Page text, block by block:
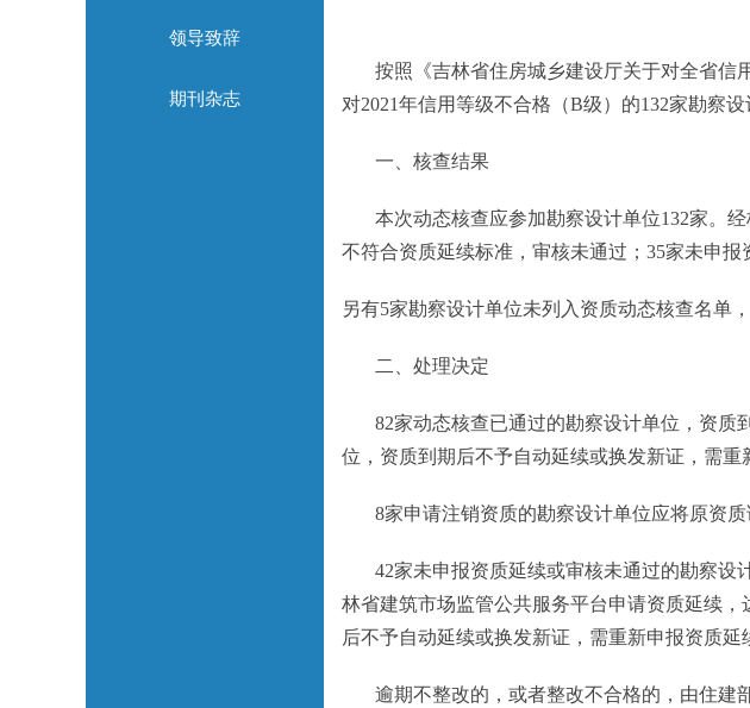
领导致辞
期刊杂志
按照《吉林省住房城乡建设厅关于对全省信
对2021年信用等级不合格（B级）的132家勘察
一、核查结果
本次动态核查应参加勘察设计单位132家。经
不符合资质延续标准，审核未通过；35家未申
另有5家勘察设计单位未列入资质动态核查名单
二、处理决定
82家动态核查已通过的勘察设计单位，资质
位，资质到期后不予自动延续或换发新证，需
8家申请注销资质的勘察设计单位应将原资质
42家未申报资质延续或审核未通过的勘察设计
林省建筑市场监管公共服务平台申请资质延续
后不予自动延续或换发新证，需重新申报资质
逾期不整改的，或者整改不合格的，由住建